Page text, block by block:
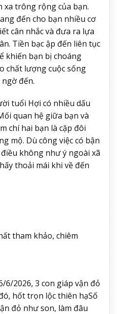
xa trông rộng của bạn.
đến cho bạn nhiều cơ
cân nhắc và đưa ra lựa
Tiền bạc ập đến liên tục
khiến bạn bị choáng
chất lượng cuộc sống
đến.
tuổi Hợi có nhiều dấu
quan hệ giữa bạn và
chí hai bạn là cặp đôi
mộ. Dù công việc có bận
không như ý ngoài xã
thoải mái khi về đến
tham khảo, chiêm
2026, 3 con giáp vận đỏ
hốt trọn lộc thiên hạSố
đỏ như son, làm đâu